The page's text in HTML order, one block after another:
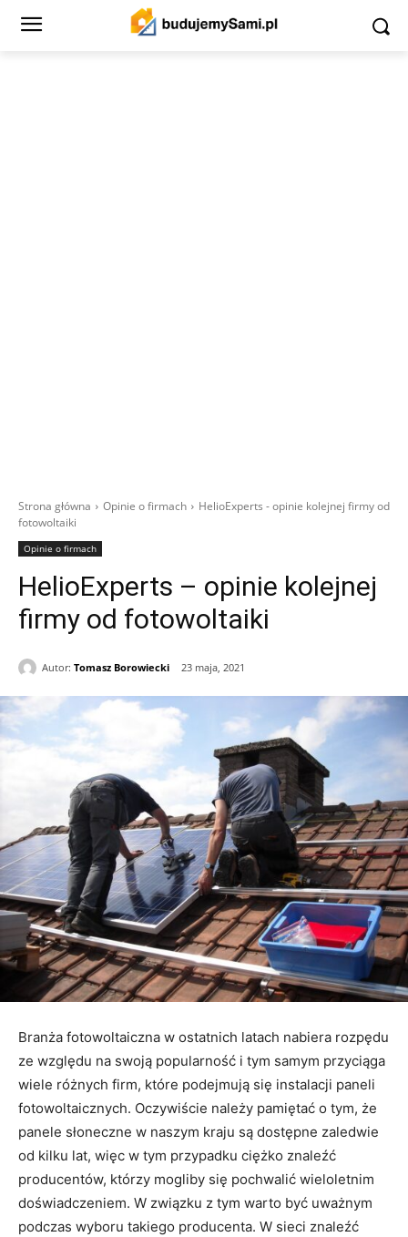
Strona główna Opinie o firmach
HelioExperts - opinie kolejnej firmy od
fotowoltaiki
Opinie o firmach
HelioExperts – opinie kolejnej
firmy od fotowoltaiki
Autor: Tomasz Borowiecki 23 maja, 2021
Branża fotowoltaiczna w ostatnich latach nabiera rozpędu
ze względu na swoją popularność i tym samym przyciąga
wiele różnych firm, które podejmują się instalacji paneli
fotowoltaicznych. Oczywiście należy pamiętać o tym, że
panele słoneczne w naszym kraju są dostępne zaledwie
od kilku lat, więc w tym przypadku ciężko znaleźć
producentów, którzy mogliby się pochwalić wieloletnim
doświadczeniem. W związku z tym warto być uważnym
podczas wyboru takiego producenta. W sieci znaleźć